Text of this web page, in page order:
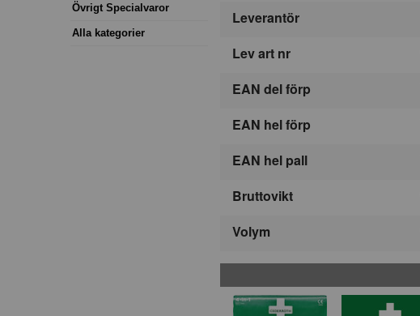
Övrigt Specialvaror
Alla kategorier
Leverantör
Lev art nr
EAN del förp
EAN hel förp
EAN hel pall
Bruttovikt
Volym